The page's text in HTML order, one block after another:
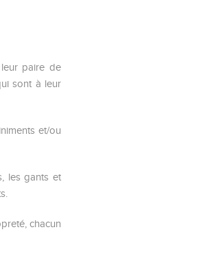
paire de
sont à leur
et/ou
les gants et
chacun